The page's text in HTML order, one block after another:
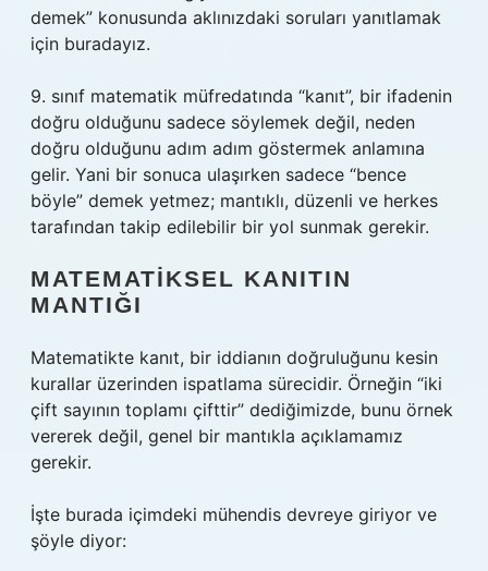
demek” konusunda aklınızdaki soruları yanıtlamak
için buradayız.
9. sınıf matematik müfredatında “kanıt”, bir ifadenin
doğru olduğunu sadece söylemek değil, neden
doğru olduğunu adım adım göstermek anlamına
gelir. Yani bir sonuca ulaşırken sadece “bence
böyle” demek yetmez; mantıklı, düzenli ve herkes
tarafından takip edilebilir bir yol sunmak gerekir.
MATEMATIKSEL KANITIN
MANTIĞI
Matematikte kanıt, bir iddianın doğruluğunu kesin
kurallar üzerinden ispatlama sürecidir. Örneğin “iki
çift sayının toplamı çifttir” dediğimizde, bunu örnek
vererek değil, genel bir mantıkla açıklamamız
gerekir.
İşte burada içimdeki mühendis devreye giriyor ve
şöyle diyor: